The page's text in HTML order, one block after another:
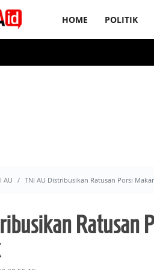
HOME POLITIK
AU TNI AU Distribusikan Ratusan Porsi
Ratusan